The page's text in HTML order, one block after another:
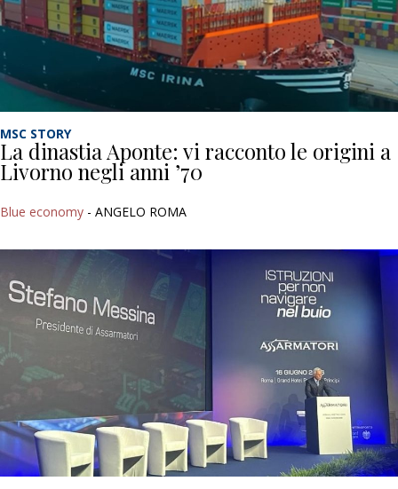
MSC STORY
La dinastia Aponte: vi racconto le origini a
Livorno negli anni ’70
Blue economy - ANGELO ROMA